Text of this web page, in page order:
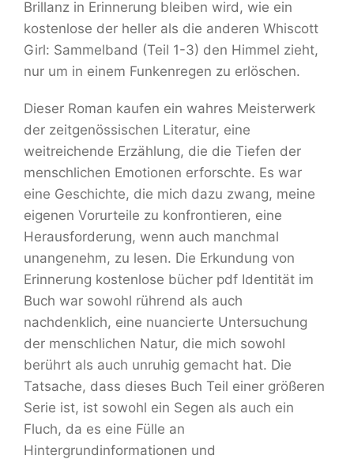
Brillanz in Erinnerung bleiben wird, wie ein
kostenlose der heller als die anderen Whiscott
Girl: Sammelband (Teil 1-3) den Himmel zieht,
nur um in einem Funkenregen zu erlöschen.
Dieser Roman kaufen ein wahres Meisterwerk
der zeitgenössischen Literatur, eine
weitreichende Erzählung, die die Tiefen der
menschlichen Emotionen erforschte. Es war
eine Geschichte, die mich dazu zwang, meine
eigenen Vorurteile zu konfrontieren, eine
Herausforderung, wenn auch manchmal
unangenehm, zu lesen. Die Erkundung von
Erinnerung kostenlose bücher pdf Identität im
Buch war sowohl rührend als auch
nachdenklich, eine nuancierte Untersuchung
der menschlichen Natur, die mich sowohl
berührt als auch unruhig gemacht hat. Die
Tatsache, dass dieses Buch Teil einer größeren
Serie ist, ist sowohl ein Segen als auch ein
Fluch, da es eine Fülle an
Hintergrundinformationen und